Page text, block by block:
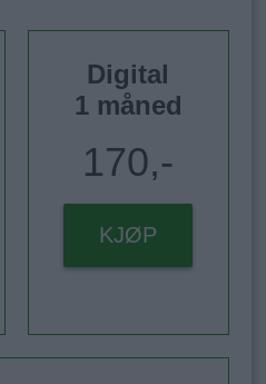
Digital
1 måned
170,-
KJØP